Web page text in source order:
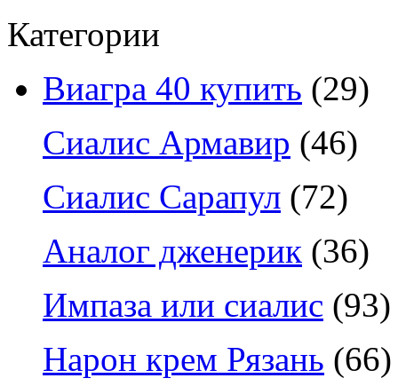
Категории
Виагра 40 купить (29)
Сиалис Армавир (46)
Сиалис Сарапул (72)
Аналог дженерик (36)
Импаза или сиалис (93)
Нарон крем Рязань (66)